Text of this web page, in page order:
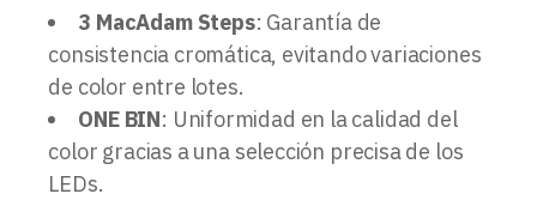
3 MacAdam Steps: Garantía de
consistencia cromática, evitando variaciones
de color entre lotes.
ONE BIN: Uniformidad en la calidad del
color gracias a una selección precisa de los
LEDs.